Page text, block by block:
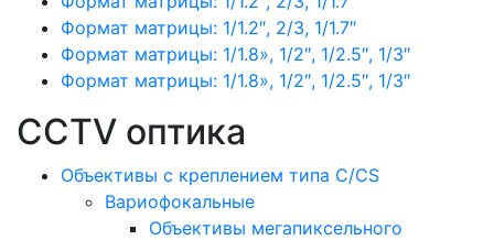
Формат матрицы: 1/1.2″, 2/3, 1/1.7″
Формат матрицы: 1/1.8», 1/2″, 1/2.5″, 1/3″
Формат матрицы: 1/1.8», 1/2″, 1/2.5″, 1/3″
CCTV оптика
Объективы с креплением типа C/CS
Вариофокальные
Объективы мегапиксельного